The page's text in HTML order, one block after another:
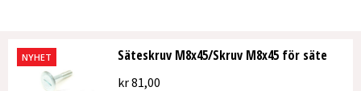
NYHET Säteskruv M8x45/Skruv M8x45 för säte
kr81,00